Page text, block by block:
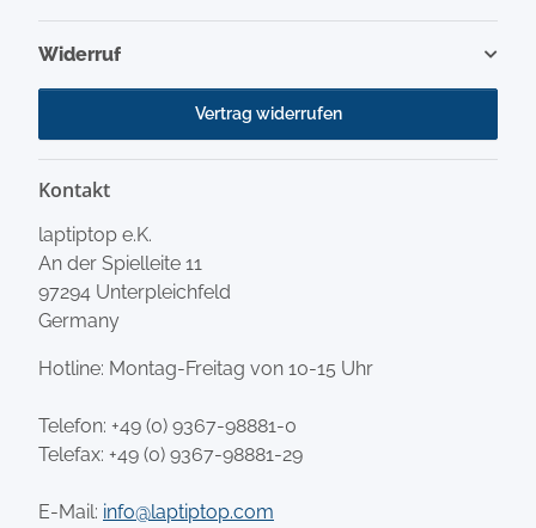
Widerruf
Vertrag widerrufen
Kontakt
laptiptop e.K.
An der Spielleite 11
97294 Unterpleichfeld
Germany
Hotline: Montag-Freitag von 10-15 Uhr
Telefon: +49 (0) 9367-98881-0
Telefax: +49 (0) 9367-98881-29
E-Mail: info@laptiptop.com